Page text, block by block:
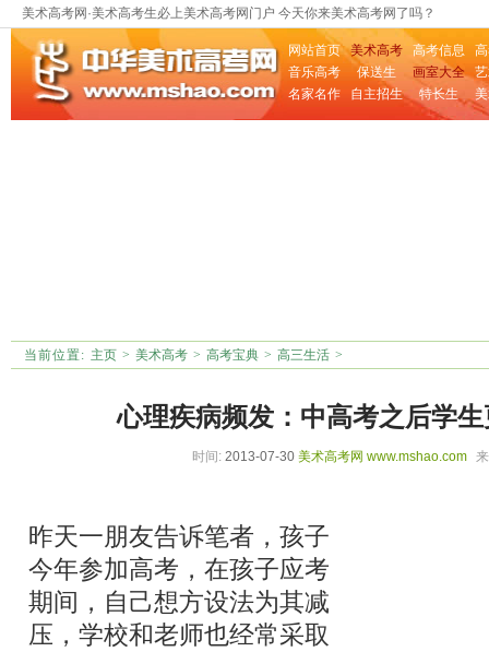
美术高考网·美术高考生必上美术高考网门户 今天你来美术高考网了吗？
网站首页 美术高考 高考信息
音乐高考
保送生 画室大全
名家名作
自主招生 特长生
当前位置: 主页 > 美术高考 > 高考宝典 > 高三生活 >
心理疾病频发：中高考之后学
时间: 2013-07-30 美术高考网 www.mshao.com
昨天一朋友告诉笔者，孩子
今年参加高考，在孩子应考
期间，自己想方设法为其减
压，学校和老师也经常采取